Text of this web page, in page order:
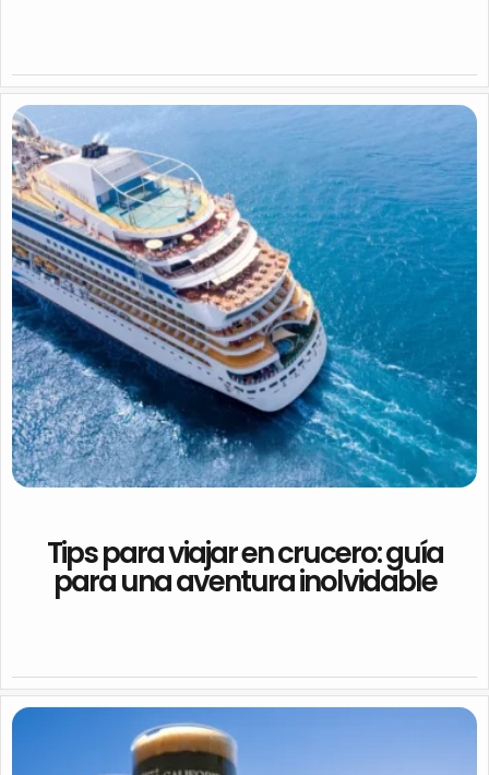
Tips para viajar en crucero: guía
para una aventura inolvidable